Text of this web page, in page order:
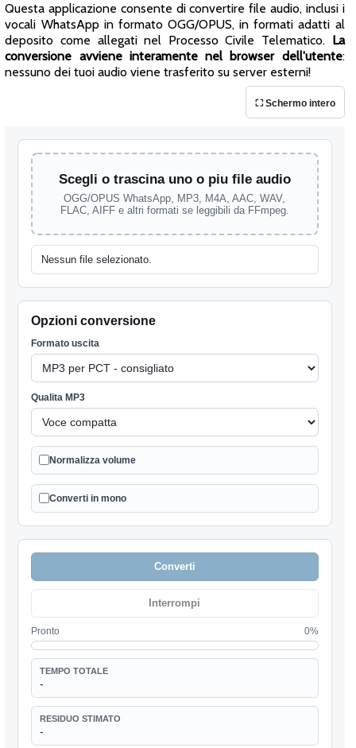
Questa applicazione consente di convertire file audio, inclusi i
vocali WhatsApp in formato OGG/OPUS, in formati adatti al
deposito come allegati nel Processo Civile Telematico. La
conversione avviene interamente nel browser dell'utente:
nessuno dei tuoi audio viene trasferito su server esterni!
⛶ Schermo intero